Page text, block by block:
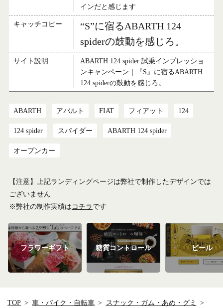
インだと感じます
キャッチコピー
“S”に宿るABARTH 124
spiderの鼓動を感じろ。
サイト説明
ABARTH 124 spider 試乗インプレッショ
ンキャンペーン｜『S』に宿るABARTH
124 spiderの鼓動を感じろ。
ABARTH アバルト FIAT フィアット 124
124 spider スパイダー ABARTH 124 spider
オープンカー
【注意】上記ランディングページは弊社で制作したデザインでは
ございません
※弊社の制作実績はコチラです
フラワーギフト 糖質コントロール ビール
TOP 車・バイク・自転車
スナック・ガム・あめ・グミ